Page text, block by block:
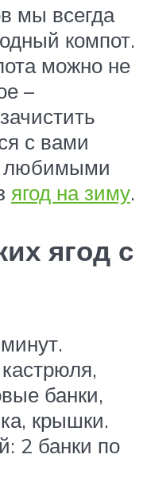
мы всегда
компот.
можно не
–
с вами
любимыми
ягод на зиму.
ягод с
банки,
крышки.
2 банки по